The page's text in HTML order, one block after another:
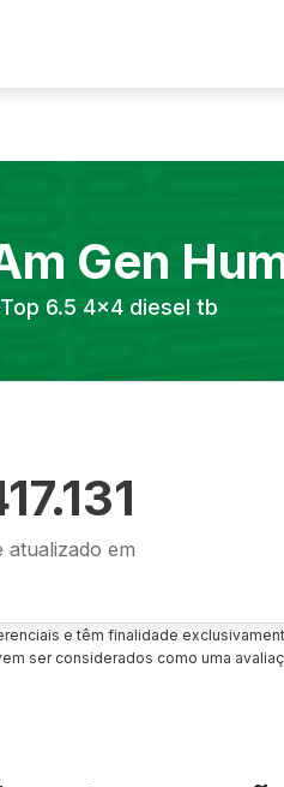
Gen
6.5 4x4 diesel tb
atualizado em
e têm finalidade
ser considerados como uma